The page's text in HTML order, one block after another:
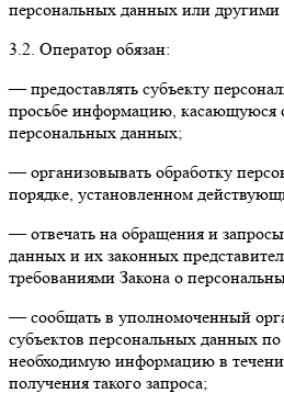
персональных данных или
3.2. Оператор обязан:
— предоставлять субъекту
просьбе информацию, касающуюся
персональных данных;
— организовывать обработку
порядке, установленном
— отвечать на обращения и
данных и их законных
требованиями Закона о
— сообщать в уполномоченный
субъектов персональных данных по
необходимую информацию в
получения такого запроса;